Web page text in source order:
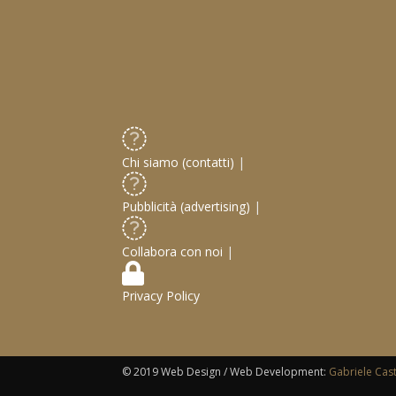
Chi siamo (contatti) |
Pubblicità (advertising) |
Collabora con noi |
Privacy Policy
© 2019 Web Design / Web Development: Gabriele